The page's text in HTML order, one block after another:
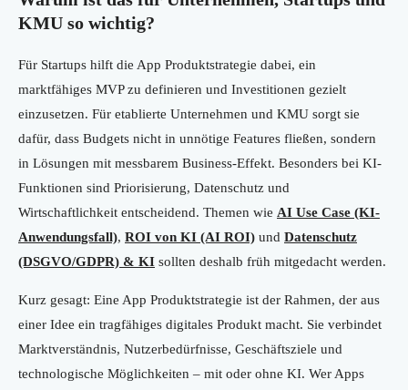
KMU so wichtig?
Für Startups hilft die App Produktstrategie dabei, ein
marktfähiges MVP zu definieren und Investitionen gezielt
einzusetzen. Für etablierte Unternehmen und KMU sorgt sie
dafür, dass Budgets nicht in unnötige Features fließen, sondern
in Lösungen mit messbarem Business-Effekt. Besonders bei KI-
Funktionen sind Priorisierung, Datenschutz und
Wirtschaftlichkeit entscheidend. Themen wie AI Use Case (KI-
Anwendungsfall), ROI von KI (AI ROI) und Datenschutz
(DSGVO/GDPR) & KI sollten deshalb früh mitgedacht werden.
Kurz gesagt: Eine App Produktstrategie ist der Rahmen, der aus
einer Idee ein tragfähiges digitales Produkt macht. Sie verbindet
Marktverständnis, Nutzerbedürfnisse, Geschäftsziele und
technologische Möglichkeiten – mit oder ohne KI. Wer Apps